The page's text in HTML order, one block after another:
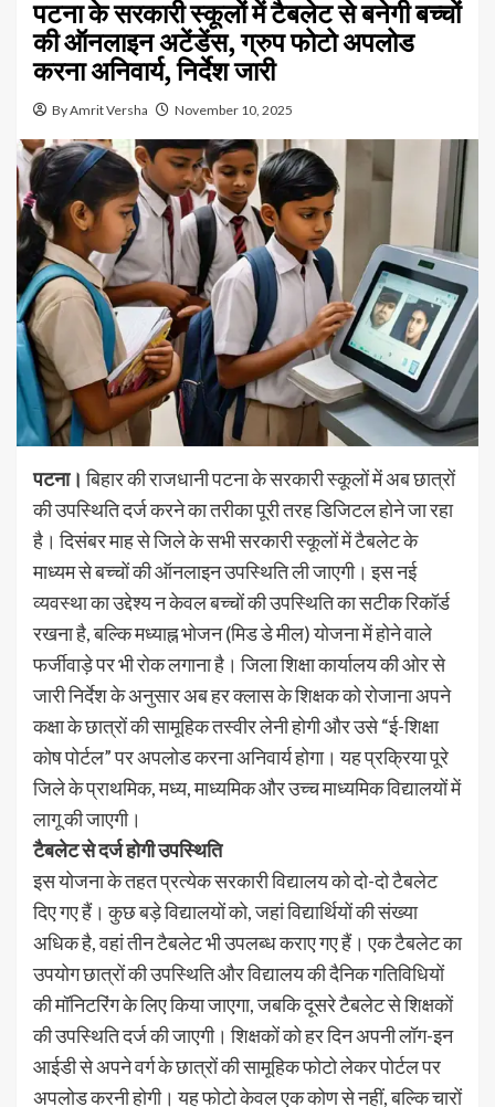
पटना के सरकारी स्कूलों में टैबलेट से बनेगी बच्चों
की ऑनलाइन अटेंडेंस, ग्रुप फोटो अपलोड
करना अनिवार्य, निर्देश जारी
By Amrit Versha November 10, 2025
पटना। बिहार की राजधानी पटना के सरकारी स्कूलों में अब छात्रों
की उपस्थिति दर्ज करने का तरीका पूरी तरह डिजिटल होने जा रहा
है। दिसंबर माह से जिले के सभी सरकारी स्कूलों में टैबलेट के
माध्यम से बच्चों की ऑनलाइन उपस्थिति ली जाएगी। इस नई
व्यवस्था का उद्देश्य न केवल बच्चों की उपस्थिति का सटीक रिकॉर्ड
रखना है, बल्कि मध्याह्न भोजन (मिड डे मील) योजना में होने वाले
फर्जीवाड़े पर भी रोक लगाना है। जिला शिक्षा कार्यालय की ओर से
जारी निर्देश के अनुसार अब हर क्लास के शिक्षक को रोजाना अपने
कक्षा के छात्रों की सामूहिक तस्वीर लेनी होगी और उसे “ई-शिक्षा
कोष पोर्टल” पर अपलोड करना अनिवार्य होगा। यह प्रक्रिया पूरे
जिले के प्राथमिक, मध्य, माध्यमिक और उच्च माध्यमिक विद्यालयों में
लागू की जाएगी।
टैबलेट से दर्ज होगी उपस्थिति
इस योजना के तहत प्रत्येक सरकारी विद्यालय को दो-दो टैबलेट
दिए गए हैं। कुछ बड़े विद्यालयों को, जहां विद्यार्थियों की संख्या
अधिक है, वहां तीन टैबलेट भी उपलब्ध कराए गए हैं। एक टैबलेट का
उपयोग छात्रों की उपस्थिति और विद्यालय की दैनिक गतिविधियों
की मॉनिटरिंग के लिए किया जाएगा, जबकि दूसरे टैबलेट से शिक्षकों
की उपस्थिति दर्ज की जाएगी। शिक्षकों को हर दिन अपनी लॉग-इन
आईडी से अपने वर्ग के छात्रों की सामूहिक फोटो लेकर पोर्टल पर
अपलोड करनी होगी। यह फोटो केवल एक कोण से नहीं, बल्कि चारों